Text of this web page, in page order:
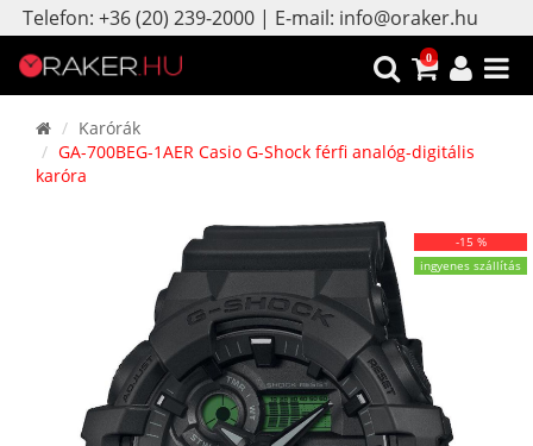
Telefon: +36 (20) 239-2000 | E-mail: info@oraker.hu
0
Karórák
GA-700BEG-1AER Casio G-Shock férfi analóg-digitális
karóra
-15 %
ingyenes szállítás